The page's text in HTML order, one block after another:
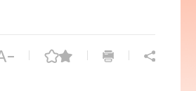
| | |